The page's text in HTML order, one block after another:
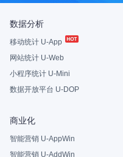
数据分析
移动统计 U-App
网站统计 U-Web
小程序统计 U-Mini
数据开放平台 U-DOP
商业化
智能营销 U-AppWin
智能营销 U-AddWin